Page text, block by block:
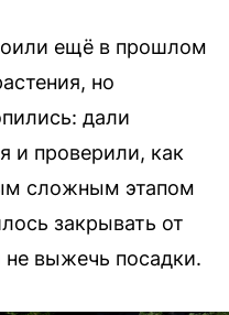
ещё в прошлом
но
дали
и проверили, как
сложным этапом
закрывать от
не выжечь посадки.